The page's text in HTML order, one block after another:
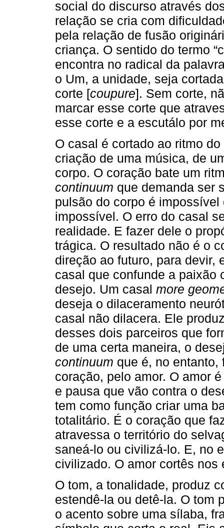
social do discurso através
relação se cria com
pela relação de fusão
criança. O sentido do termo
encontra no radical da
o Um, a unidade, seja
corte [coupure]. Sem corte,
marcar esse corte que
esse corte e a escutálo por
O casal é cortado ao ritmo
criação de uma música, de
corpo. O coração bate um
continuum que demanda ser
pulsão do corpo é
impossível. O erro do casal
realidade. E fazer dele o
trágica. O resultado não é o
direção ao futuro, para devir,
casal que confunde a paixão
desejo. Um casal more
deseja o dilaceramento
casal não dilacera. Ele
desses dois parceiros que
de uma certa maneira, o
continuum que é, no entanto,
coração, pelo amor. O amor
e pausa que vão contra o
tem como função criar uma
totalitário. É o coração que
atravessa o território do
saneá-lo ou civilizá-lo. E, no
civilizado. O amor cortês nos
O tom, a tonalidade, produz
estendê-la ou detê-la. O tom
o acento sobre uma sílaba,